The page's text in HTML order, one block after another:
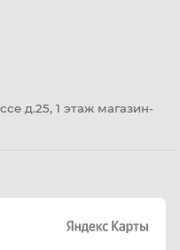
д.25, 1 этаж магазин-